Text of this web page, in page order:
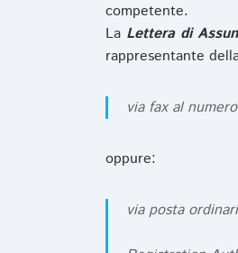
competente.
La Lettera di
rappresentante
via fax al
oppure:
via posta